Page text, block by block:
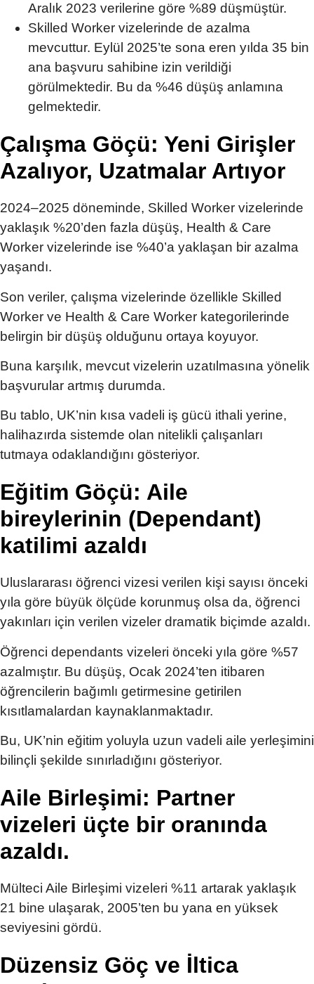
Aralık 2023 verilerine göre %89 düşmüştür.
Skilled Worker vizelerinde de azalma
mevcuttur. Eylül 2025’te sona eren yılda 35 bin
ana başvuru sahibine izin verildiği
görülmektedir. Bu da %46 düşüş anlamına
gelmektedir.
Çalışma Göçü: Yeni Girişler
Azalıyor, Uzatmalar Artıyor
2024–2025 döneminde, Skilled Worker vizelerinde
yaklaşık %20’den fazla düşüş, Health & Care
Worker vizelerinde ise %40’a yaklaşan bir azalma
yaşandı.
Son veriler, çalışma vizelerinde özellikle Skilled
Worker ve Health & Care Worker kategorilerinde
belirgin bir düşüş olduğunu ortaya koyuyor.
Buna karşılık, mevcut vizelerin uzatılmasına yönelik
başvurular artmış durumda.
Bu tablo, UK’nin kısa vadeli iş gücü ithali yerine,
halihazırda sistemde olan nitelikli çalışanları
tutmaya odaklandığını gösteriyor.
Eğitim Göçü: Aile
bireylerinin (Dependant)
katilimi azaldı
Uluslararası öğrenci vizesi verilen kişi sayısı önceki
yıla göre büyük ölçüde korunmuş olsa da, öğrenci
yakınları için verilen vizeler dramatik biçimde azaldı.
Öğrenci dependants vizeleri önceki yıla göre %57
azalmıştır. Bu düşüş, Ocak 2024’ten itibaren
öğrencilerin bağımlı getirmesine getirilen
kısıtlamalardan kaynaklanmaktadır.
Bu, UK’nin eğitim yoluyla uzun vadeli aile yerleşimini
bilinçli şekilde sınırladığını gösteriyor.
Aile Birleşimi: Partner
vizeleri üçte bir oranında
azaldı.
Mülteci Aile Birleşimi vizeleri %11 artarak yaklaşık
21 bine ulaşarak, 2005’ten bu yana en yüksek
seviyesini gördü.
Düzensiz Göç ve İltica